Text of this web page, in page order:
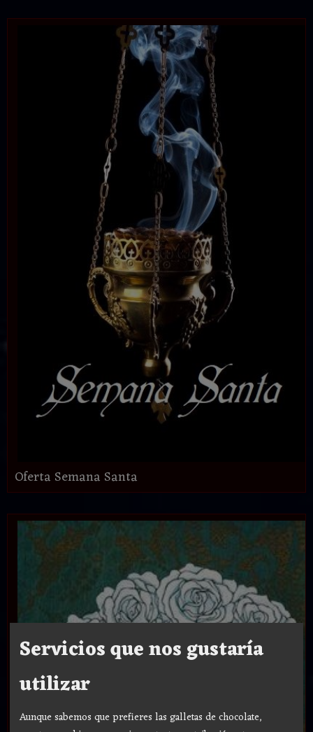
Oferta Semana Santa
Servicios que nos gustaría
utilizar
Aunque sabemos que prefieres las galletas de chocolate,